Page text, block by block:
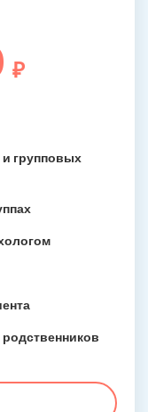
₽
групповых